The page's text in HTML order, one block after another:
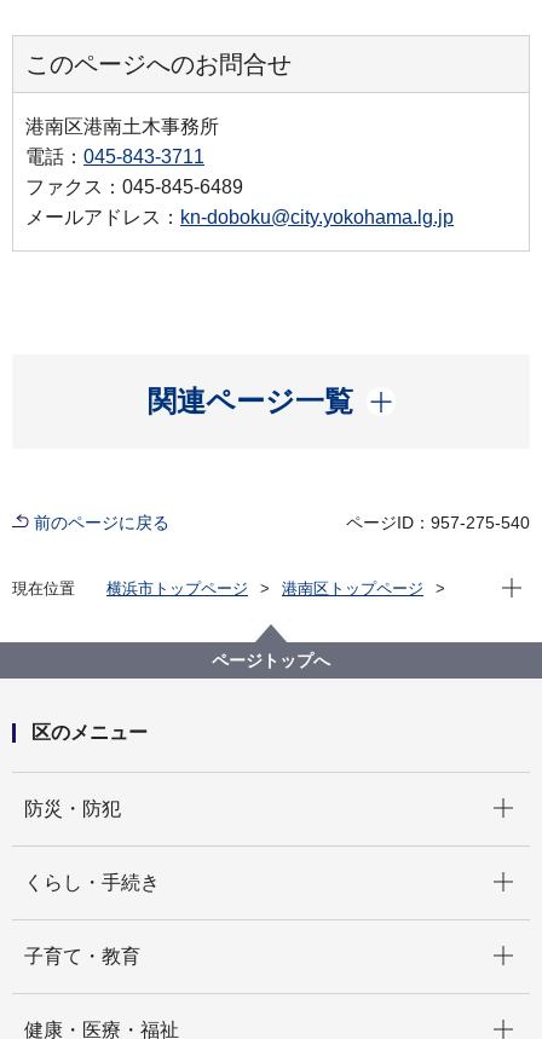
このページへのお問合せ
港南区港南土木事務所
電話： 045-843-3711
ファクス：045-845-6489
メールアドレス： kn-doboku@city.yokohama.lg.jp
関連ページ一覧
開く
前のページに戻る ページID：957-275-540
現在位置 横浜市トップページ
港南区トップページ
道路に関する工事 道路自費工事
現在
ページトップへ
区のメニュー
防災・防犯
くらし・手続き
子育て・教育
健康・医療・福祉